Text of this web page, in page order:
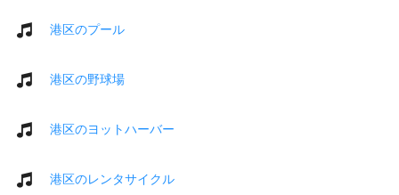
港区のプール
港区の野球場
港区のヨットハーバー
港区のレンタサイクル